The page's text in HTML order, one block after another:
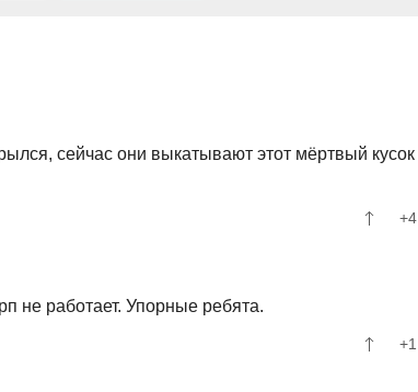
сейчас они выкатывают этот мёртвый кусок
+4
не работает. Упорные ребята.
+1